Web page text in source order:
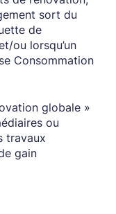
sort du
de
ou lorsqu’un
Consommation
globale »
ou
travaux
gain